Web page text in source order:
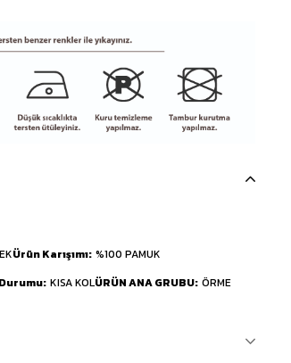
Ürün Karışımı %100 PAMUK
KISA KOLÜRÜN ANA GRUBU ÖRME